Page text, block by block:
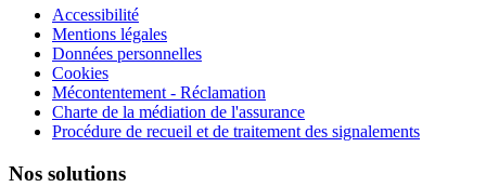
Accessibilité
Mentions légales
Données personnelles
Cookies
Mécontentement - Réclamation
Charte de la médiation de l'assurance
Procédure de recueil et de traitement des signalements
Nos solutions